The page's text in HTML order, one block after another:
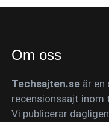
Om oss
Techsajten.se är en
recensionssajt inom
Vi publicerar